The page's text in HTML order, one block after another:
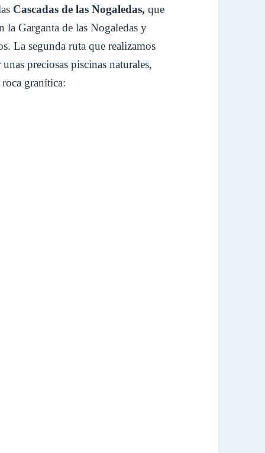
Cascadas de las Nogaledas, que
la Garganta de las Nogaledas y
La segunda ruta que realizamos
preciosas piscinas naturales,
granítica: